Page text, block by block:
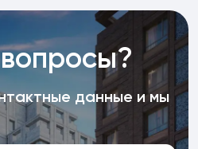
данные и мы